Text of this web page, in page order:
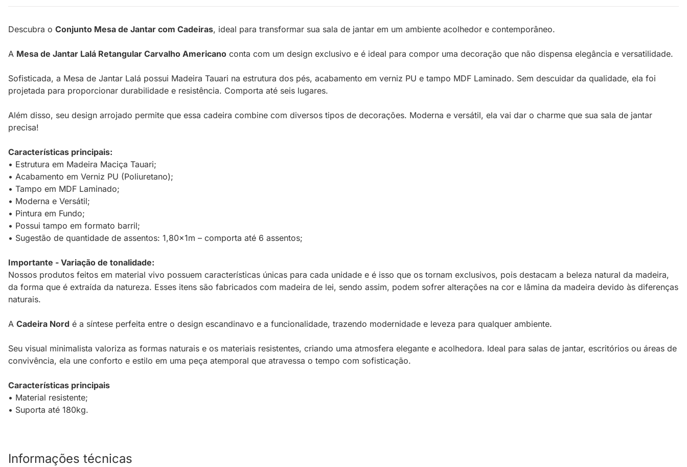
Descubra o Conjunto Mesa de Jantar com Cadeiras, ideal para transformar sua sala de jantar em um ambiente acolhedor e contemporâneo.
A Mesa de Jantar Lalá Retangular Carvalho Americano conta com um design exclusivo e é ideal para compor uma decoração que não dispensa elegância e versatilidade.
Sofisticada, a Mesa de Jantar Lalá possui Madeira Tauari na estrutura dos pés, acabamento em verniz PU e tampo MDF Laminado. Sem descuidar da qualidade, ela foi
projetada para proporcionar durabilidade e resistência. Comporta até seis lugares.
Além disso, seu design arrojado permite que essa cadeira combine com diversos tipos de decorações. Moderna e versátil, ela vai dar o charme que sua sala de jantar
precisa!
Características principais:
• Estrutura em Madeira Maciça Tauari;
• Acabamento em Verniz PU (Poliuretano);
• Tampo em MDF Laminado;
• Moderna e Versátil;
• Pintura em Fundo;
• Possui tampo em formato barril;
• Sugestão de quantidade de assentos: 1,80x1m – comporta até 6 assentos;
Importante - Variação de tonalidade:
Nossos produtos feitos em material vivo possuem características únicas para cada unidade e é isso que os tornam exclusivos, pois destacam a beleza natural da madeira,
da forma que é extraída da natureza. Esses itens são fabricados com madeira de lei, sendo assim, podem sofrer alterações na cor e lâmina da madeira devido às diferenças
naturais.
A Cadeira Nord é a síntese perfeita entre o design escandinavo e a funcionalidade, trazendo modernidade e leveza para qualquer ambiente.
Seu visual minimalista valoriza as formas naturais e os materiais resistentes, criando uma atmosfera elegante e acolhedora. Ideal para salas de jantar, escritórios ou áreas de
convivência, ela une conforto e estilo em uma peça atemporal que atravessa o tempo com sofisticação.
Características principais
• Material resistente;
• Suporta até 180kg.
Informações técnicas